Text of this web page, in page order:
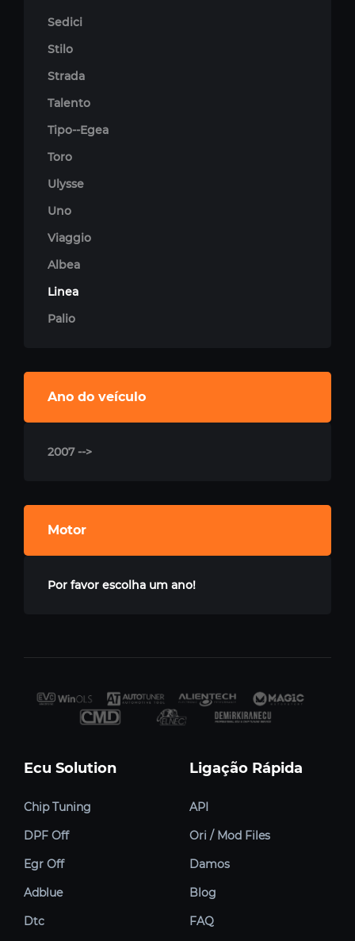
Sedici
Stilo
Strada
Talento
Tipo--Egea
Toro
Ulysse
Uno
Viaggio
Albea
Linea
Palio
Ano do veículo
2007 -->
Motor
Por favor escolha um ano!
Ecu Solution
Chip Tuning
DPF Off
Egr Off
Adblue
Dtc
Ligação Rápida
API
Ori / Mod Files
Damos
Blog
FAQ